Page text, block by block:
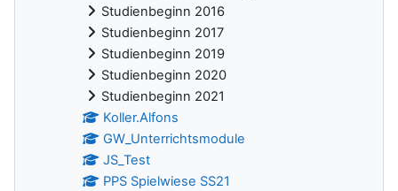
Studienbeginn 2016
Studienbeginn 2017
Studienbeginn 2019
Studienbeginn 2020
Studienbeginn 2021
Koller.Alfons
GW_Unterrichtsmodule
JS_Test
PPS Spielwiese SS21